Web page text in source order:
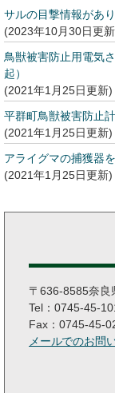
サルの目撃情報があ
2023年10月30日更新
鳥獣被害防止用電気
起）
2021年1月25日更新
平群町鳥獣被害防止
2021年1月25日更新
アライグマの捕獲器
2021年1月25日更新
〒636-8585奈良
Tel：0745-45-
Fax：0745-45-
メールでのお問